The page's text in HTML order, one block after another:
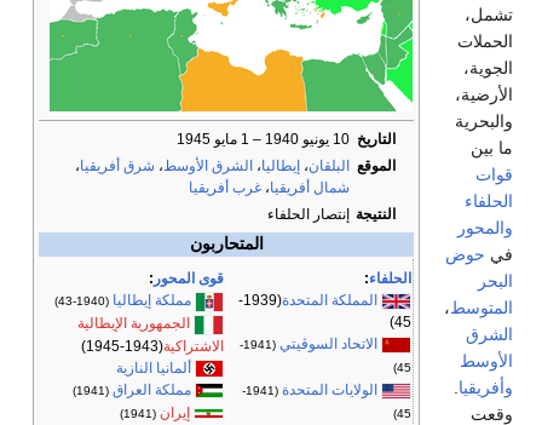
10 يونيو 1940 – 1 مايو 1945
البلقان ،إيطاليا الشرق الأوسط ،شرق أفريقيا
شمال أفريقيا غرب أفريقيا
إنتصار الحلفاء
المتحاربون
الحلفاء
المملكة المتحدة
(1939-
الاتحاد السوڤيتي
الولايات المتحدة
(1941-
قوى المحور
مملكة إيطاليا
الجمهورية الإيطالية
الاشتراكية(1943-1945)
ألمانيا النازية
مملكة العراق
إيران (1941)
حوض
،
.